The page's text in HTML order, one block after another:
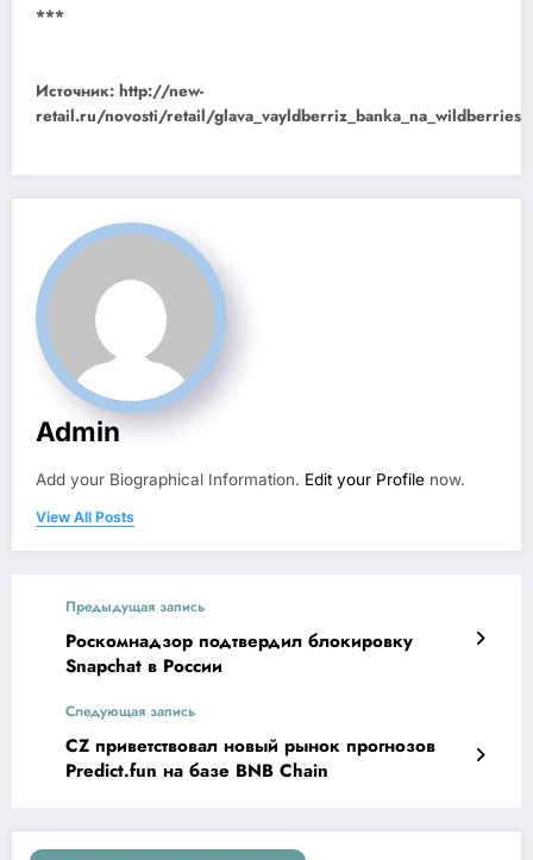
***
Источник: http://new-
retail.ru/novosti/retail/
Admin
Add your Biographical Information. Edit your Profile now.
View All Posts
Предыдущая запись
Роскомнадзор подтвердил блокировку
Snapchat в России
Следующая запись
CZ приветствовал новый рынок прогнозов
Predict.fun на базе BNB Chain